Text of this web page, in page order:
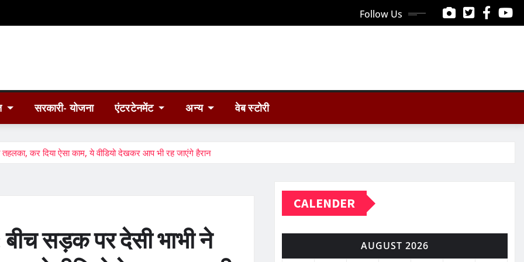
Follow Us
सरकारी- योजना एंटरटेनमेंट अन्य वेब स्टोरी
कर दिया ऐसा काम, ये वीडियो देखकर आप भी रह जाएंगे हैरान
सड़क पर देसी भाभी ने
CALENDER
AUGUST 2026